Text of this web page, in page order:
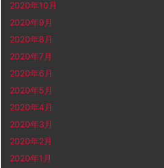
2020年10月
2020年9月
2020年8月
2020年7月
2020年6月
2020年5月
2020年4月
2020年3月
2020年2月
2020年1月